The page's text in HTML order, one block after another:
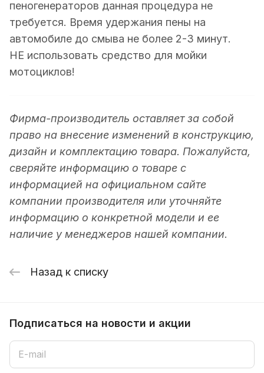
пеногенераторов данная процедура не
требуется. Время удержания пены на
автомобиле до смыва не более 2-3 минут.
НЕ использовать средство для мойки
мотоциклов!
Фирма-производитель оставляет за собой
право на внесение изменений в конструкцию,
дизайн и комплектацию товара. Пожалуйста,
сверяйте информацию о товаре с
информацией на официальном сайте
компании производителя или уточняйте
информацию о конкретной модели и ее
наличие у менеджеров нашей компании.
Назад к списку
Подписаться на новости и акции